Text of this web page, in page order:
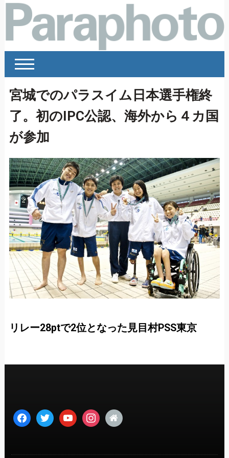
宮城でのパラスイム日本選手権終
了。初のIPC公認、海外から４カ国
が参加
リレー28ptで2位となった見目村PSS東京
facebooktwitter youtubeinstagram
home